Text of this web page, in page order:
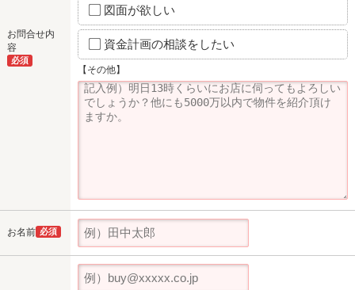
お問合せ内
容
必須
図面が欲しい
資金計画の相談をしたい
【その他】
お名前 必須